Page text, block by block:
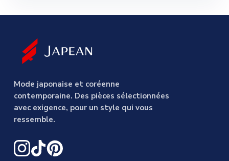
Mode japonaise et coréenne
contemporaine. Des pièces sélectionnées
avec exigence, pour un style qui vous
ressemble.